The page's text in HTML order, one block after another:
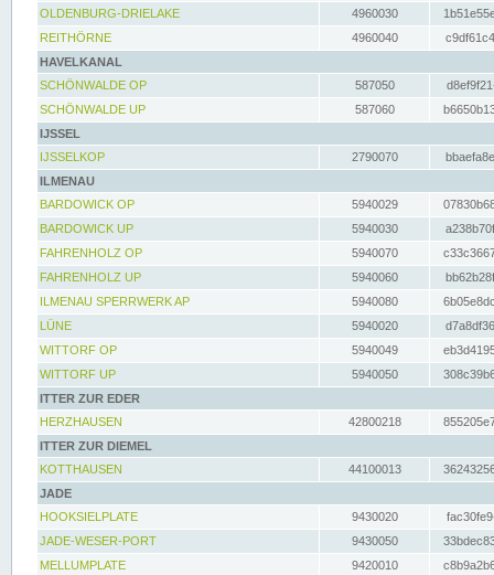
OLDENBURG-DRIELAKE
4960030
REITHÖRNE
4960040
HAVELKANAL
SCHÖNWALDE OP
587050
SCHÖNWALDE UP
587060
IJSSEL
IJSSELKOP
2790070
ILMENAU
BARDOWICK OP
5940029
BARDOWICK UP
5940030
FAHRENHOLZ OP
5940070
FAHRENHOLZ UP
5940060
ILMENAU SPERRWERK AP
5940080
LÜNE
5940020
WITTORF OP
5940049
WITTORF UP
5940050
ITTER ZUR EDER
HERZHAUSEN
42800218
ITTER ZUR DIEMEL
KOTTHAUSEN
44100013
JADE
HOOKSIELPLATE
9430020
JADE-WESER-PORT
9430050
MELLUMPLATE
9420010